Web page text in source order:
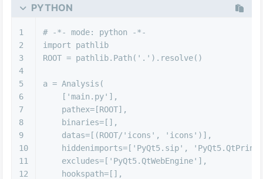
PYTHON
1
2
3
4
5
6
7
8
9
10
11
12
# -*- mode: python -*-
import pathlib
ROOT = pathlib.Path( '.' ).resolve()
a = Analysis(
    [
'main.py' ],
    pathex=[ROOT],
    binaries=[],
    datas=[(ROOT/
'icons' , 'icons' )],
    hiddenimports=[
'PyQt5.sip' ,
    excludes=[
'PyQt5.QtWebEngine' ],
    hookspath=[],